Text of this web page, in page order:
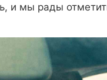
и мы рады